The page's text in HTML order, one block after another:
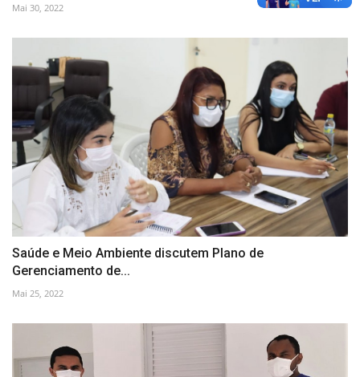
Mai 30, 2022
Saúde e Meio Ambiente discutem Plano de
Gerenciamento de...
Mai 25, 2022